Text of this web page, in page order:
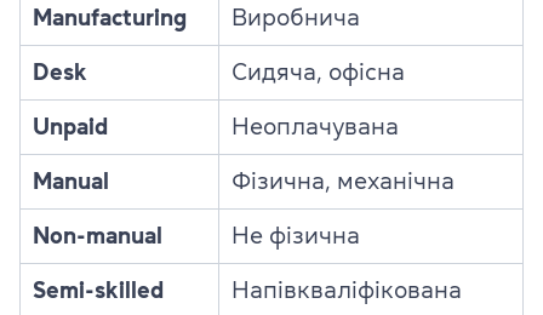
Manufacturing Виробнича
Desk Сидяча, офісна
Unpaid Неоплачувана
Manual Фізична, механічна
Non-manual Не фізична
Semi-skilled Напівкваліфікована